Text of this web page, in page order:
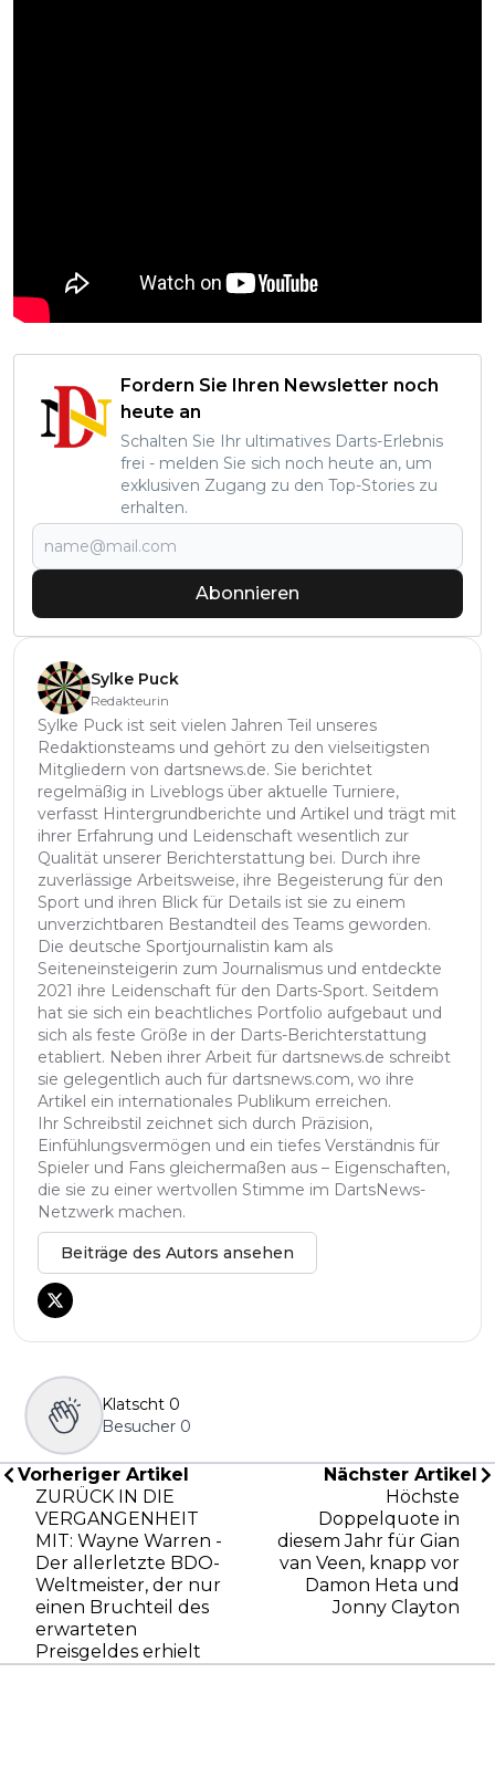
Fordern Sie Ihren Newsletter noch
heute an
Schalten Sie Ihr ultimatives Darts-Erlebnis
frei - melden Sie sich noch heute an, um
exklusiven Zugang zu den Top-Stories zu
erhalten.
Abonnieren
Sylke Puck
Redakteurin
Sylke Puck ist seit vielen Jahren Teil unseres
Redaktionsteams und gehört zu den vielseitigsten
Mitgliedern von dartsnews.de. Sie berichtet
regelmäßig in Liveblogs über aktuelle Turniere,
verfasst Hintergrundberichte und Artikel und trägt mit
ihrer Erfahrung und Leidenschaft wesentlich zur
Qualität unserer Berichterstattung bei. Durch ihre
zuverlässige Arbeitsweise, ihre Begeisterung für den
Sport und ihren Blick für Details ist sie zu einem
unverzichtbaren Bestandteil des Teams geworden.
Die deutsche Sportjournalistin kam als
Seiteneinsteigerin zum Journalismus und entdeckte
2021 ihre Leidenschaft für den Darts-Sport. Seitdem
hat sie sich ein beachtliches Portfolio aufgebaut und
sich als feste Größe in der Darts-Berichterstattung
etabliert. Neben ihrer Arbeit für dartsnews.de schreibt
sie gelegentlich auch für dartsnews.com, wo ihre
Artikel ein internationales Publikum erreichen.
Ihr Schreibstil zeichnet sich durch Präzision,
Einfühlungsvermögen und ein tiefes Verständnis für
Spieler und Fans gleichermaßen aus – Eigenschaften,
die sie zu einer wertvollen Stimme im DartsNews-
Netzwerk machen.
Beiträge des Autors ansehen
Klatscht 0
Besucher 0
Vorheriger Artikel
ZURÜCK IN DIE
VERGANGENHEIT
MIT: Wayne Warren -
Der allerletzte BDO-
Weltmeister, der nur
einen Bruchteil des
erwarteten
Preisgeldes erhielt
Nächster Artikel
Höchste
Doppelquote in
diesem Jahr für Gian
van Veen, knapp vor
Damon Heta und
Jonny Clayton